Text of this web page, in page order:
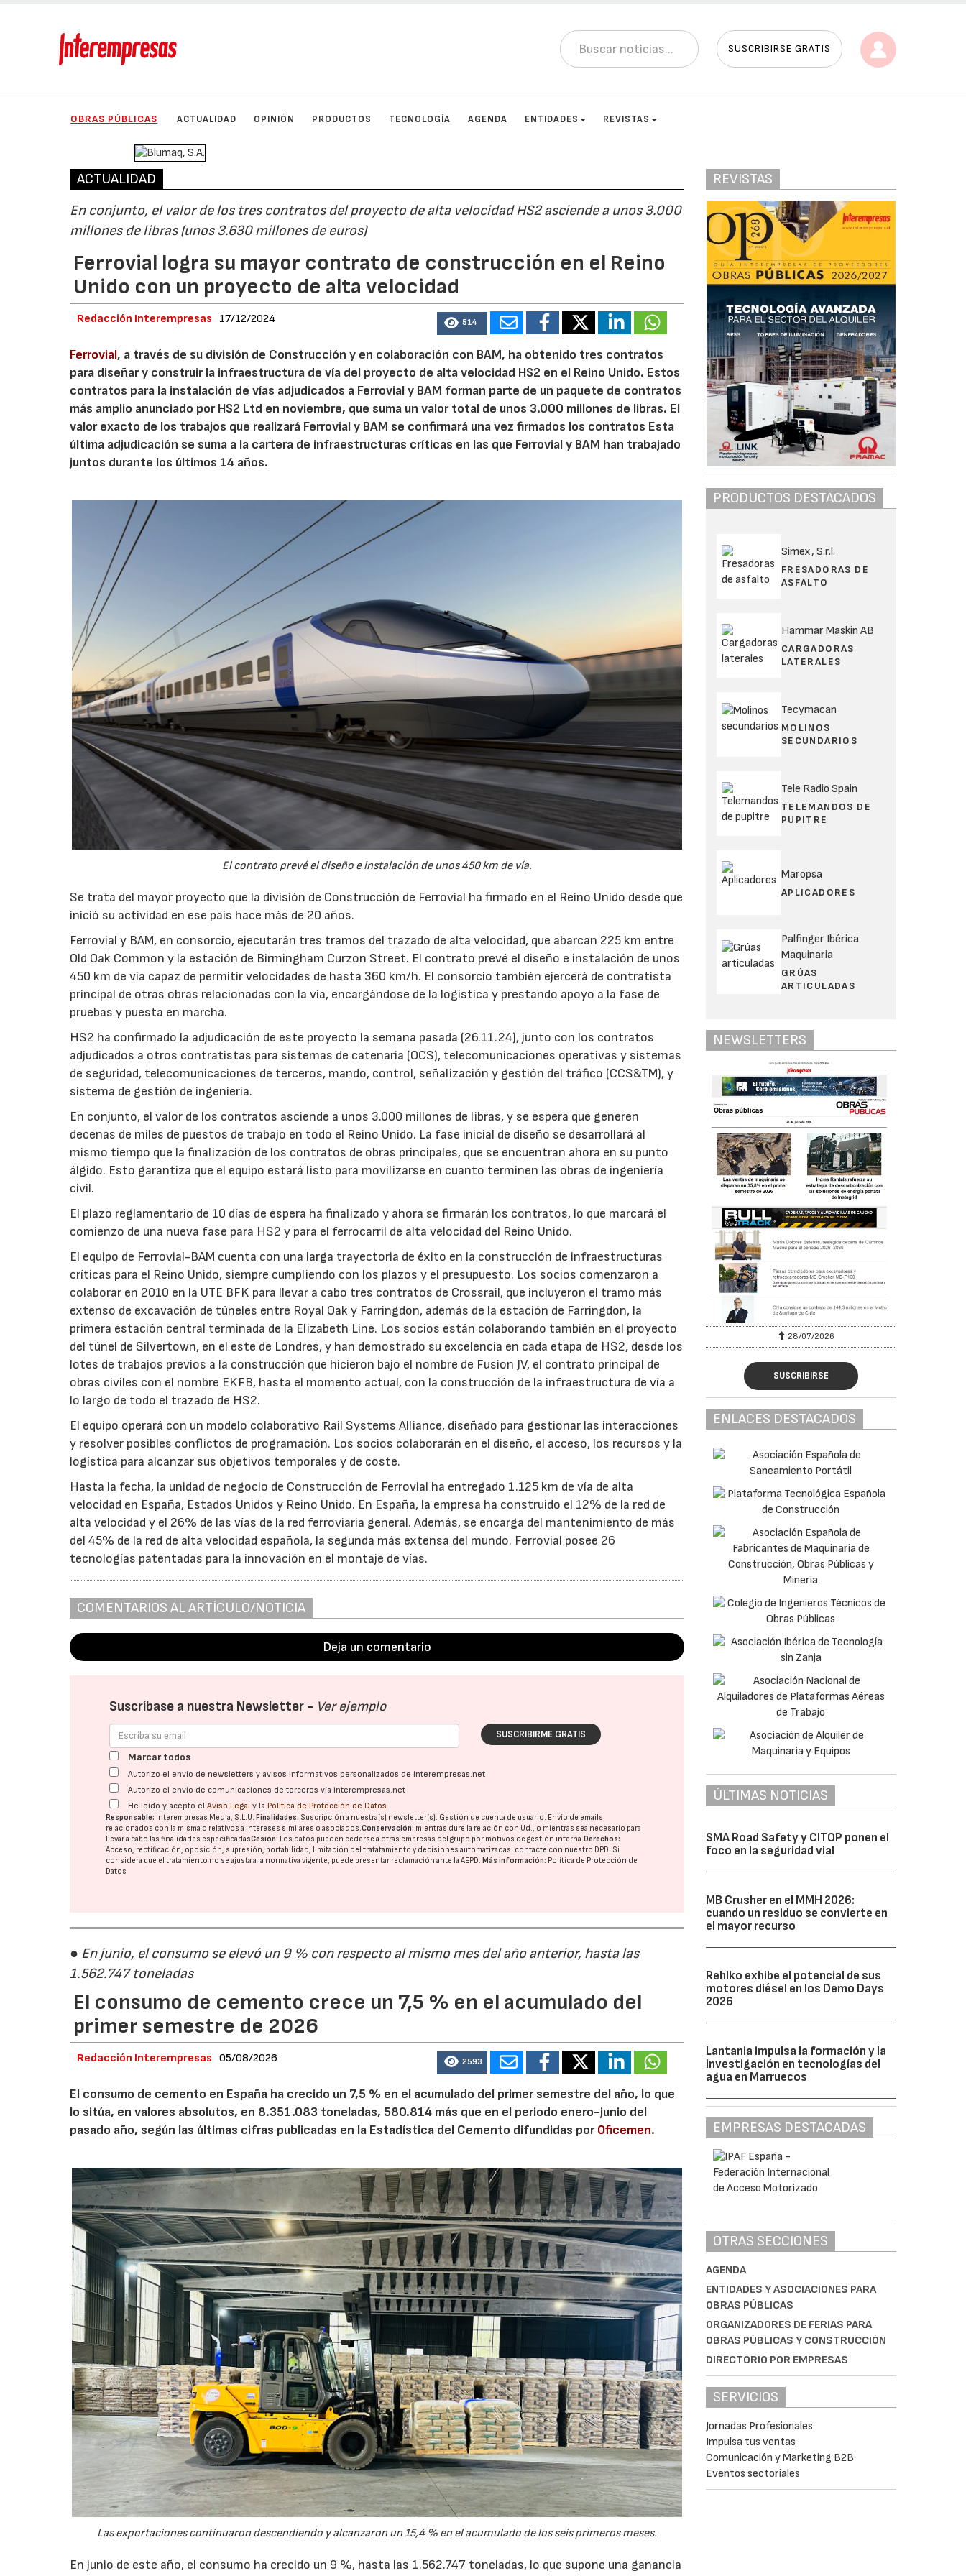
SUSCRIBIRSE GRATIS
OBRAS PÚBLICAS ACTUALIDAD OPINIÓN PRODUCTOS TECNOLOGÍA AGENDA ENTIDADES REVISTAS
ACTUALIDAD
En conjunto, el valor de los tres contratos del proyecto de alta velocidad HS2 asciende a unos 3.000
millones de libras (unos 3.630 millones de euros)
Ferrovial logra su mayor contrato de construcción en el Reino
Unido con un proyecto de alta velocidad
Redacción Interempresas 17/12/2024 514
Ferrovial, a través de su división de Construcción y en colaboración con BAM, ha obtenido tres contratos
para diseñar y construir la infraestructura de vía del proyecto de alta velocidad HS2 en el Reino Unido. Estos
contratos para la instalación de vías adjudicados a Ferrovial y BAM forman parte de un paquete de contratos
más amplio anunciado por HS2 Ltd en noviembre, que suma un valor total de unos 3.000 millones de libras. El
valor exacto de los trabajos que realizará Ferrovial y BAM se confirmará una vez firmados los contratos Esta
última adjudicación se suma a la cartera de infraestructuras críticas en las que Ferrovial y BAM han trabajado
juntos durante los últimos 14 años.
El contrato prevé el diseño e instalación de unos 450 km de vía.
Se trata del mayor proyecto que la división de Construcción de Ferrovial ha firmado en el Reino Unido desde que
inició su actividad en ese país hace más de 20 años.
Ferrovial y BAM, en consorcio, ejecutarán tres tramos del trazado de alta velocidad, que abarcan 225 km entre
Old Oak Common y la estación de Birmingham Curzon Street. El contrato prevé el diseño e instalación de unos
450 km de vía capaz de permitir velocidades de hasta 360 km/h. El consorcio también ejercerá de contratista
principal de otras obras relacionadas con la vía, encargándose de la logística y prestando apoyo a la fase de
pruebas y puesta en marcha.
HS2 ha confirmado la adjudicación de este proyecto la semana pasada (26.11.24), junto con los contratos
adjudicados a otros contratistas para sistemas de catenaria (OCS), telecomunicaciones operativas y sistemas
de seguridad, telecomunicaciones de terceros, mando, control, señalización y gestión del tráfico (CCS&TM), y
sistema de gestión de ingeniería.
En conjunto, el valor de los contratos asciende a unos 3.000 millones de libras, y se espera que generen
decenas de miles de puestos de trabajo en todo el Reino Unido. La fase inicial de diseño se desarrollará al
mismo tiempo que la finalización de los contratos de obras principales, que se encuentran ahora en su punto
álgido. Esto garantiza que el equipo estará listo para movilizarse en cuanto terminen las obras de ingeniería
civil.
El plazo reglamentario de 10 días de espera ha finalizado y ahora se firmarán los contratos, lo que marcará el
comienzo de una nueva fase para HS2 y para el ferrocarril de alta velocidad del Reino Unido.
El equipo de Ferrovial-BAM cuenta con una larga trayectoria de éxito en la construcción de infraestructuras
críticas para el Reino Unido, siempre cumpliendo con los plazos y el presupuesto. Los socios comenzaron a
colaborar en 2010 en la UTE BFK para llevar a cabo tres contratos de Crossrail, que incluyeron el tramo más
extenso de excavación de túneles entre Royal Oak y Farringdon, además de la estación de Farringdon, la
primera estación central terminada de la Elizabeth Line. Los socios están colaborando también en el proyecto
del túnel de Silvertown, en el este de Londres, y han demostrado su excelencia en cada etapa de HS2, desde los
lotes de trabajos previos a la construcción que hicieron bajo el nombre de Fusion JV, el contrato principal de
obras civiles con el nombre EKFB, hasta el momento actual, con la construcción de la infraestructura de vía a
lo largo de todo el trazado de HS2.
El equipo operará con un modelo colaborativo Rail Systems Alliance, diseñado para gestionar las interacciones
y resolver posibles conflictos de programación. Los socios colaborarán en el diseño, el acceso, los recursos y la
logística para alcanzar sus objetivos temporales y de coste.
Hasta la fecha, la unidad de negocio de Construcción de Ferrovial ha entregado 1.125 km de vía de alta
velocidad en España, Estados Unidos y Reino Unido. En España, la empresa ha construido el 12% de la red de
alta velocidad y el 26% de las vías de la red ferroviaria general. Además, se encarga del mantenimiento de más
del 45% de la red de alta velocidad española, la segunda más extensa del mundo. Ferrovial posee 26
tecnologías patentadas para la innovación en el montaje de vías.
COMENTARIOS AL ARTÍCULO/NOTICIA
Deja un comentario
Suscríbase a nuestra Newsletter - Ver ejemplo
SUSCRIBIRME GRATIS
Marcar todos
Autorizo el envío de newsletters y avisos informativos personalizados de interempresas.net
Autorizo el envío de comunicaciones de terceros vía interempresas.net
He leído y acepto elAviso Legal y la Política de Protección de Datos
Responsable: Interempresas Media, S.L.U.Finalidades: Suscripción a nuestra(s) newsletter(s). Gestión de cuenta de usuario. Envío de emails
relacionados con la misma o relativos a intereses similares o asociados.Conservación: mientras dure la relación con Ud., o mientras sea necesario para
llevar a cabo las finalidades especificadasCesión: Los datos pueden cederse a otras empresas del grupo por motivos de gestión interna.Derechos:
Acceso, rectificación, oposición, supresión, portabilidad, limitación del tratatamiento y decisiones automatizadas: contacte con nuestro DPD. Si
considera que el tratamiento no se ajusta a la normativa vigente, puede presentar reclamación ante laAEPD.Más información: Política de Protección de
Datos
● En junio, el consumo se elevó un 9 % con respecto al mismo mes del año anterior, hasta las
1.562.747 toneladas
El consumo de cemento crece un 7,5 % en el acumulado del
primer semestre de 2026
Redacción Interempresas 05/08/2026 2593
El consumo de cemento en España ha crecido un 7,5 % en el acumulado del primer semestre del año, lo que
lo sitúa, en valores absolutos, en 8.351.083 toneladas, 580.814 más que en el periodo enero-junio del
pasado año, según las últimas cifras publicadas en la Estadística del Cemento difundidas porOficemen.
Las exportaciones continuaron descendiendo y alcanzaron un 15,4 % en el acumulado de los seis primeros meses.
En junio de este año, el consumo ha crecido un 9 %, hasta las 1.562.747 toneladas, lo que supone una ganancia
REVISTAS
PRODUCTOS DESTACADOS
Simex, S.r.l.
FRESADORAS DE
ASFALTO
Hammar Maskin AB
CARGADORAS
LATERALES
Tecymacan
MOLINOS
SECUNDARIOS
Tele Radio Spain
TELEMANDOS DE
PUPITRE
Maropsa
APLICADORES
Palfinger Ibérica
Maquinaria
GRÚAS
ARTICULADAS
NEWSLETTERS
30/07/2026 28/07/2026
SUSCRIBIRSE
ENLACES DESTACADOS
ÚLTIMAS NOTICIAS
SMA Road Safety y CITOP ponen el
foco en la seguridad vial
MB Crusher en el MMH 2026:
cuando un residuo se convierte en
el mayor recurso
Rehlko exhibe el potencial de sus
motores diésel en los Demo Days
2026
Lantania impulsa la formación y la
investigación en tecnologías del
agua en Marruecos
EMPRESAS DESTACADAS
OTRAS SECCIONES
AGENDA
ENTIDADES Y ASOCIACIONES PARA
OBRAS PÚBLICAS
ORGANIZADORES DE FERIAS PARA
OBRAS PÚBLICAS Y CONSTRUCCIÓN
DIRECTORIO POR EMPRESAS
SERVICIOS
Jornadas Profesionales
Impulsa tus ventas
Comunicación y Marketing B2B
Eventos sectoriales